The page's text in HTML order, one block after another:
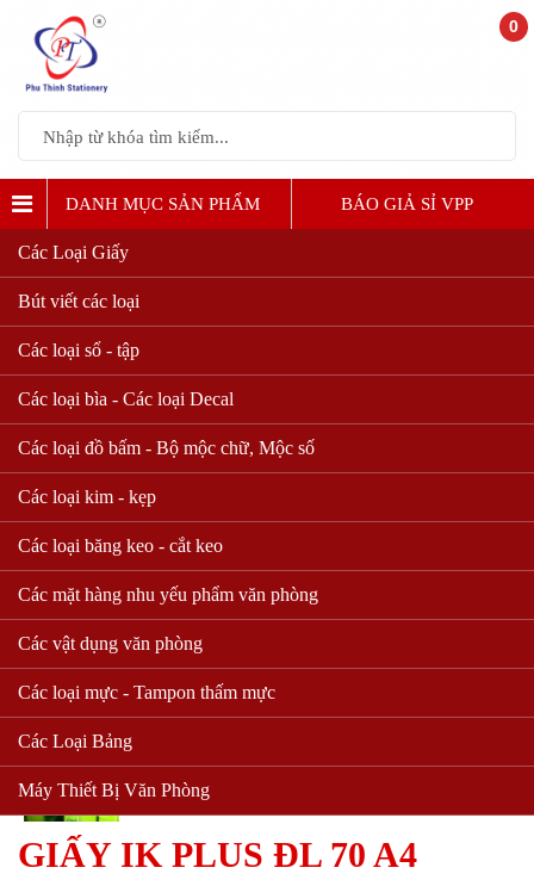
DANH MỤC SẢN PHẨM BÁO GIẢ SỈ VPP
Các Loại Giấy
Bút viết các loại
Các loại sổ - tập
Các loại bìa - Các loại Decal
Các loại đồ bấm - Bộ mộc chữ, Mộc số
Các loại kim - kẹp
Các loại băng keo - cắt keo
Các mặt hàng nhu yếu phẩm văn phòng
Các vật dụng văn phòng
Các loại mực - Tampon thấm mực
Các Loại Bảng
Máy Thiết Bị Văn Phòng
GIẤY IK PLUS ĐL 70 A4
0